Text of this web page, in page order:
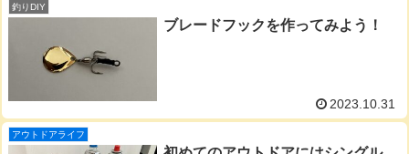
釣りDIY
ブレードフックを作ってみよう！
2023.10.31
アウトドアライフ